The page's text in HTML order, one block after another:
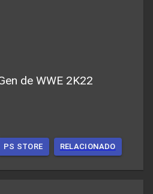
de WWE 2K22
PS STORE RELACIONADO